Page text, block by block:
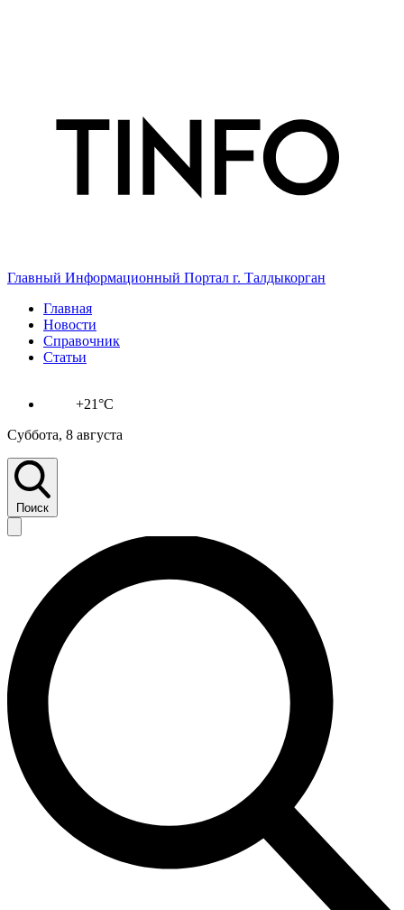
Главный Информационный Портал г. Талдыкорган
Главная
Новости
Справочник
Статьи
+21°C
Суббота, 8 августа
Поиск